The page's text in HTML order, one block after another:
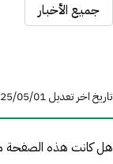
جميع الأخبار
تاريخ اخر تعديل 01‏/05‏/2025 - 2:35 م بتوقيت السعودية
هل كانت هذه الصفحة